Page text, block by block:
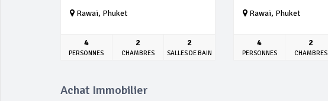
Rawai, Phuket
4
PERSONNES
2
CHAMBRES
2
SALLES DE BAIN
Rawai, Phuket
4
PERSONNES
2
CHAMBRES
Achat Immobilier